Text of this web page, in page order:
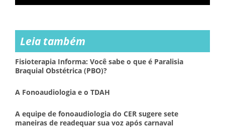
Leia também
Fisioterapia Informa: Você sabe o que é Paralisia
Braquial Obstétrica (PBO)?
A Fonoaudiologia e o TDAH
A equipe de fonoaudiologia do CER sugere sete
maneiras de readequar sua voz após carnaval